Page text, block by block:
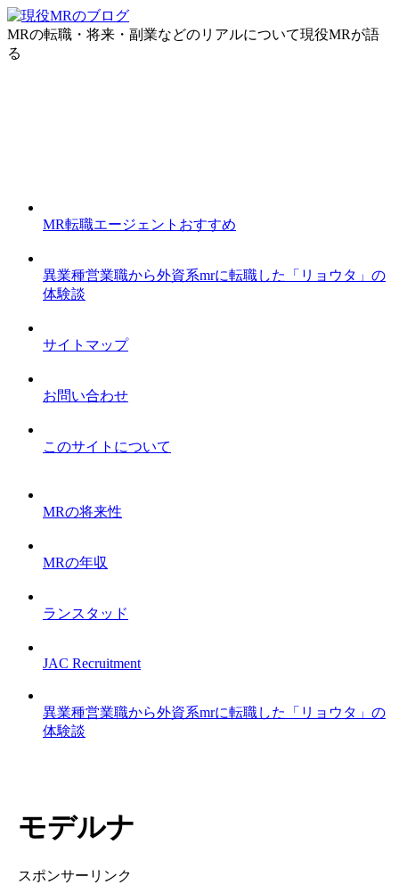
MRの転職・将来・副業などのリアルについて現役MRが語
る
MR転職エージェントおすすめ
異業種営業職から外資系mrに転職した「リョウタ」の
体験談
サイトマップ
お問い合わせ
このサイトについて
MRの将来性
MRの年収
ランスタッド
JAC Recruitment
異業種営業職から外資系mrに転職した「リョウタ」の
体験談
モデルナ
スポンサーリンク